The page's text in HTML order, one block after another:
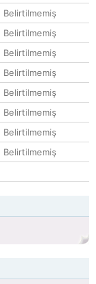
Belirtilmemiş
Belirtilmemiş
Belirtilmemiş
Belirtilmemiş
Belirtilmemiş
Belirtilmemiş
Belirtilmemiş
Belirtilmemiş